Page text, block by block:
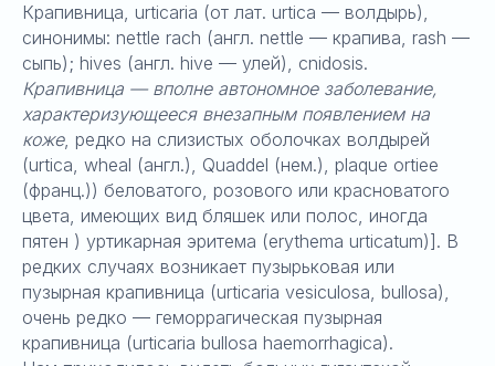
Крапивница, urticaria (от лат. urtica — волдырь),
синонимы: nettle rach (англ. nettle — крапива, rash —
сыпь); hives (англ. hive — улей), cnidosis.
Крапивница — вполне автономное заболевание,
характеризующееся внезапным появлением на
коже, редко на слизистых оболочках волдырей
(urtica, wheal (англ.), Quaddel (нем.), plaque ortiee
(франц.)) беловатого, розового или красноватого
цвета, имеющих вид бляшек или полос, иногда
пятен ) уртикарная эритема (erythema urticatum)]. В
редких случаях возникает пузырьковая или
пузырная крапивница (urticaria vesiculosa, bullosa),
очень редко — геморрагическая пузырная
крапивница (urticaria bullosa haemorrhagica).